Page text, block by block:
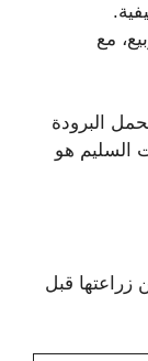
مع
البرودة
السليم هو
زراعتها قبل